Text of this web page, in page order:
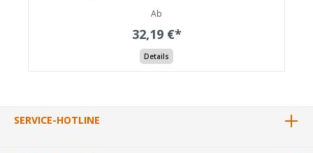
Ab
32,19 €*
Details
SERVICE-HOTLINE